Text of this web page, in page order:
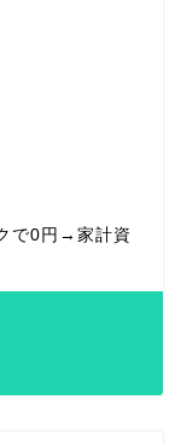
で0円→家計資